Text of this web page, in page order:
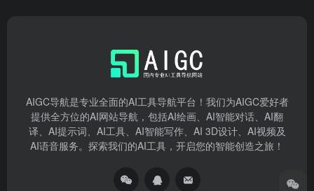
AIGC导航是专业全面的AI工具导航平台！我们为AIGC爱好者
提供全方位的AI网站导航，包括AI绘画、AI智能对话、AI翻
译、AI提示词、AI工具、AI智能写作、AI 3D设计、AI视频及
AI语音服务。探索我们的AI工具，开启您的智能创造之旅！